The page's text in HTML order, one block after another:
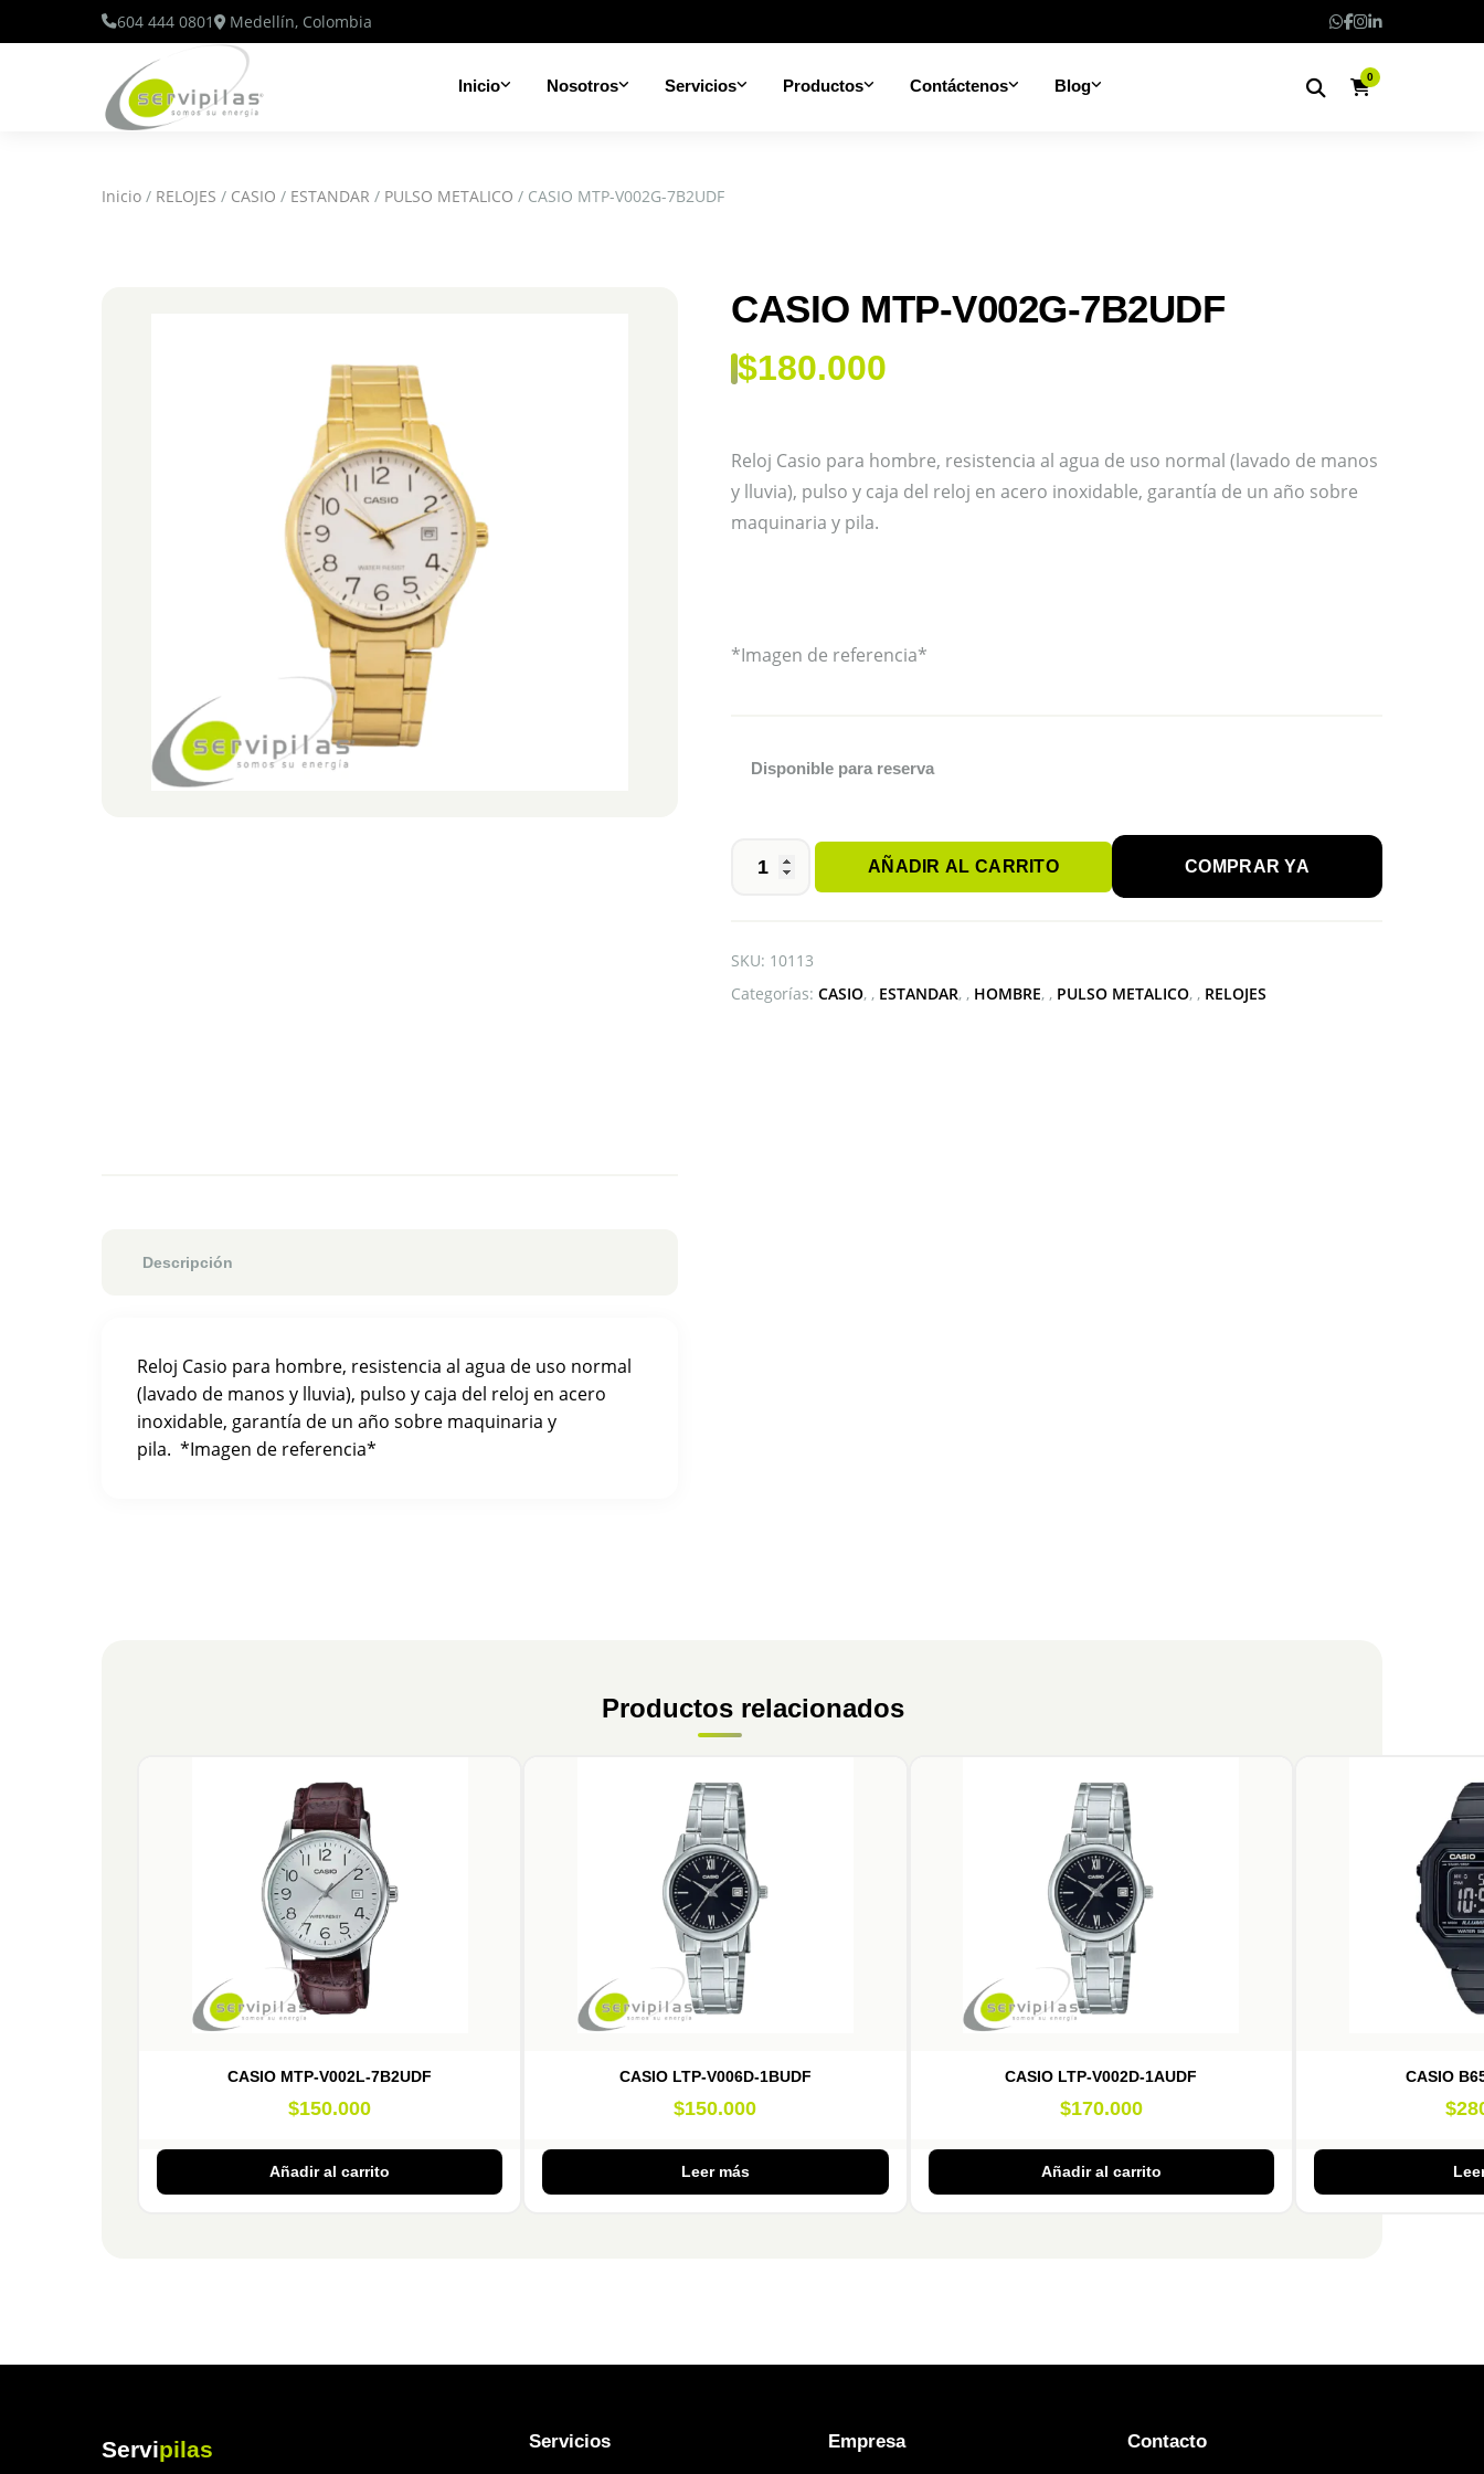
604 444 0801 Medellín, Colombia
Inicio Nosotros Servicios Productos Contáctenos Blog 0
Inicio / RELOJES / CASIO / ESTANDAR / PULSO METALICO / CASIO MTP-V002G-7B2UDF
CASIO MTP-V002G-7B2UDF
$180.000
Reloj Casio para hombre, resistencia al agua de uso normal (lavado de manos
y lluvia), pulso y caja del reloj en acero inoxidable, garantía de un año sobre
maquinaria y pila.
*Imagen de referencia*
Disponible para reserva
CASIO
cantidad
AÑADIR AL CARRITO COMPRAR YA
SKU: 10113
Categorías: CASIO , ESTANDAR , HOMBRE , PULSO METALICO , RELOJES
Descripción
Reloj Casio para hombre, resistencia al agua de uso normal
(lavado de manos y lluvia), pulso y caja del reloj en acero
inoxidable, garantía de un año sobre maquinaria y
pila. *Imagen de referencia*
Productos relacionados
CASIO MTP-V002L-7B2UDF
$150.000
Añadir al carrito
CASIO LTP-V006D-1BUDF
$150.000
Leer más
CASIO LTP-V002D-1AUDF
$170.000
Añadir al carrito
CASIO
$
Servipilas Servicios Empresa Contacto